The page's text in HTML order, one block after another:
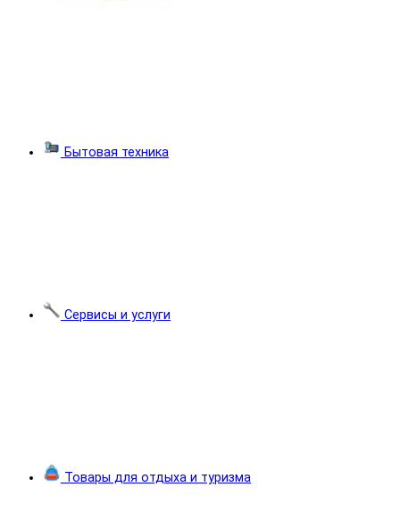
Бытовая техника
Сервисы и услуги
Товары для отдыха и туризма